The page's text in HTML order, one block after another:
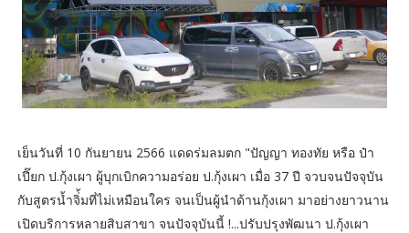
เย็นวันที่ 10 กันยายน 2566 แดดร่มลมตก "ปัญญา ทองทัย หรือ ป๋า
เปี๊ยก ป.กุ้งเผา ผู้บุกเบิกความอร่อย ป.กุ้งเผา เมื่อ 37 ปี จวบจนปัจจุบัน
กับสูตรน้ำจิ่้มที่ไม่เหมือนใคร จนเป็นผู้นำด้านกุ้งเผา มาอย่างยาวนาน
เปิดบริการหลายสิบสาขา จนปัจจุบันนี้ !...ปรับปรุงพัฒนา ป.กุ้งเผา